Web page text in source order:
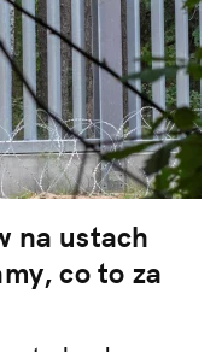
na ustach
co to za